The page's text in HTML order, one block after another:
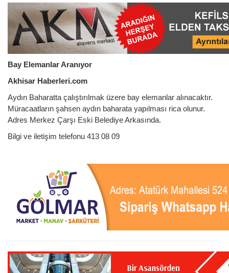
Bay Elemanlar Aranıyor
Akhisar Haberleri.com
Aydın Baharatta çalıştırılmak üzere bay elemanlar alınacaktır.
Müracaatların şahsen aydın baharata yapılması rica olunur.
Adres Merkez Çarşı Eski Belediye Arkasında.
Bilgi ve iletişim telefonu 413 08 09